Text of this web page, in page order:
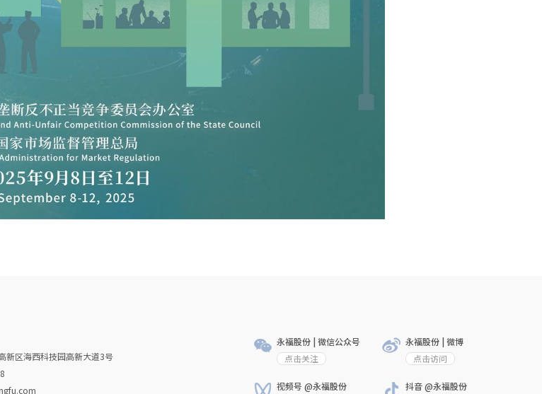
新区海西科技园高新大道3号
永福股份 | 微信公众号
点击关注
永福股份 | 微博
点击访问
视频号 @永福股份 抖音 @永福股份